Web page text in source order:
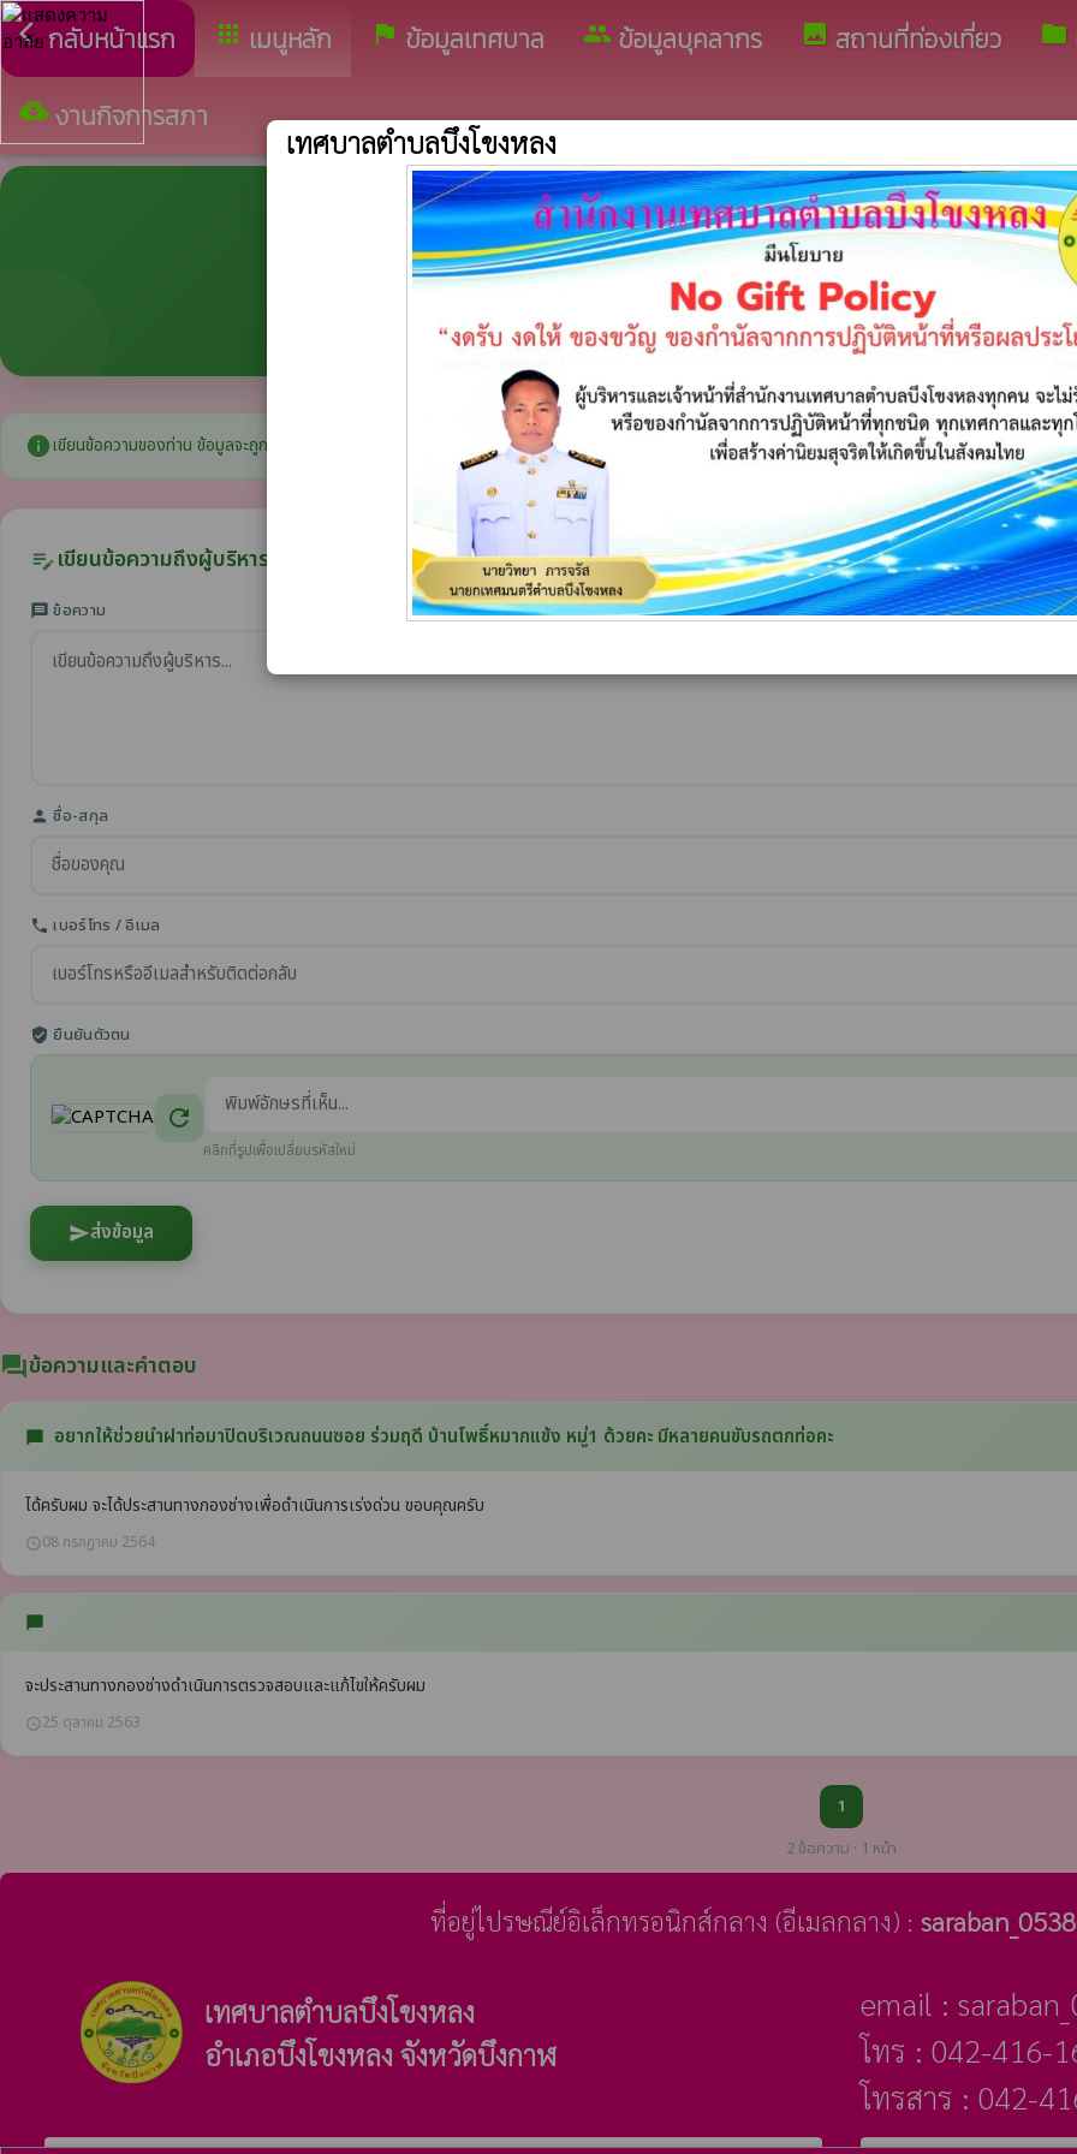
arrow_back_iosกลับหน้าแรก apps เมนูหลัก assistant_photo ข้อมูลเทศบาล group ข้อมูลบุคลากร image สถานที่ท่องเที่ยว folder
cloud_download งานกิจการสภา
record_voice_over
สายตรงผู้บริหาร
เทศบาลตำบลบึงโขงหลง
อำเภอบึงโขงหลง จังหวัดบึงกาฬ
infoเขียนข้อความของท่าน ข้อมูลจะถูกส่งให้ผู้บริหารโดยตรง
edit_noteเขียนข้อความถึงผู้บริหาร
message ข้อความ
person ชื่อ-สกุล
phone เบอร์โทร / อีเมล
verified_user ยืนยันตัวตน
refresh
คลิกที่รูปเพื่อเปลี่ยนรหัสใหม่
sendส่งข้อมูล
question_answerข้อความและคำตอบ
chat_bubble อยากให้ช่วยนำฝาท่อมาปิดบริเวณถนนซอย ร่วมฤดี บ้านโพธิ์หมากแข้ง หมู่1 ด้วยคะ มีหลายคนขับรถตกท่อคะ
ได้ครับผม จะได้ประสานทางกองช่างเพื่อดำเนินการเร่งด่วน ขอบคุณครับ
schedule08 กรกฏาคม 2564
chat_bubble
จะประสานทางกองช่างดำเนินการตรวจสอบและแก้ไขให้ครับผม
schedule25 ตุลาคม 2563
1
2 ข้อความ · 1 หน้า
ที่อยู่ไปรษณีย์อิเล็กทรอนิกส์กลาง (อีเมลกลาง) :
เทศบาลตำบลบึงโขงหลง
อำเภอบึงโขงหลง จังหวัดบึงกาฬ
email :
โทร : 042-416-
โทรสาร : 042-
เทศบาลตำบลบึงโขงหลง